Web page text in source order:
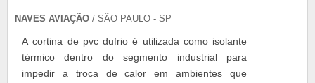
NAVES AVIAÇÃO / SÃO PAULO - SP
A cortina de pvc dufrio é utilizada como isolante
térmico dentro do segmento industrial para
impedir a troca de calor em ambientes que